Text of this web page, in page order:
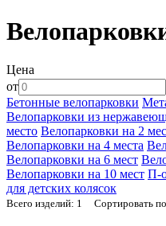
Цена
от
Бетонные велопарковки
Велопарковки из
место Велопарковки на 2
Велопарковки на 4 места
Велопарковки на 6 мест
Велопарковки на 10 мест П-
для детских колясок
Всего изделий: 1 Сортировать